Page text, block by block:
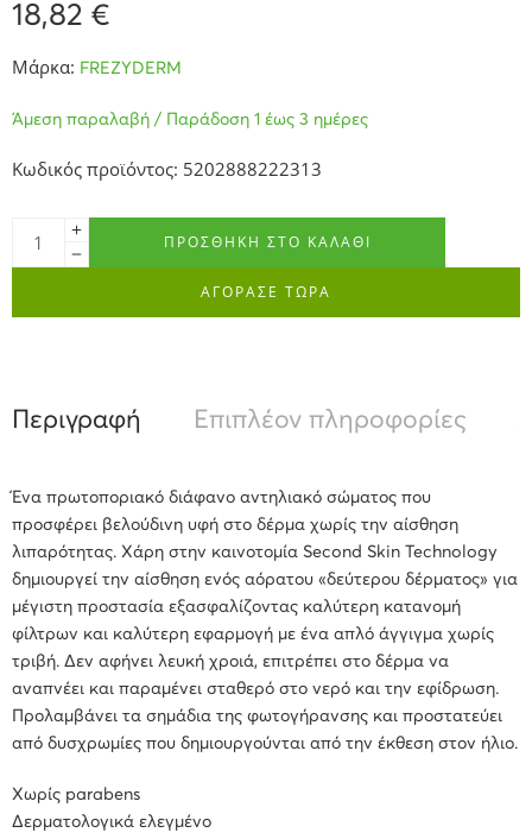
18,82 €
Μάρκα: FREZYDERM
Άμεση παραλαβή / Παράδοση 1 έως 3 ημέρες
Κωδικός προϊόντος: 5202888222313
ΠΡΟΣΘΉΚΗ ΣΤΟ ΚΑΛΆΘΙ
ΑΓΟΡΑΣΕ ΤΩΡΑ
Περιγραφή Επιπλέον πληροφορίες
Ένα πρωτοποριακό διάφανο αντηλιακό σώματος που
προσφέρει βελούδινη υφή στο δέρμα χωρίς την αίσθηση
λιπαρότητας. Χάρη στην καινοτομία Second Skin Technology
δημιουργεί την αίσθηση ενός αόρατου «δεύτερου δέρματος» για
μέγιστη προστασία εξασφαλίζοντας καλύτερη κατανομή
φίλτρων και καλύτερη εφαρμογή με ένα απλό άγγιγμα χωρίς
τριβή. Δεν αφήνει λευκή χροιά, επιτρέπει στο δέρμα να
αναπνέει και παραμένει σταθερό στο νερό και την εφίδρωση.
Προλαμβάνει τα σημάδια της φωτογήρανσης και προστατεύει
από δυσχρωμίες που δημιουργούνται από την έκθεση στον ήλιο.
Χωρίς parabens
Δερματολογικά ελεγμένο